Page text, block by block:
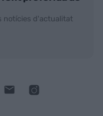
notícies d'actualitat